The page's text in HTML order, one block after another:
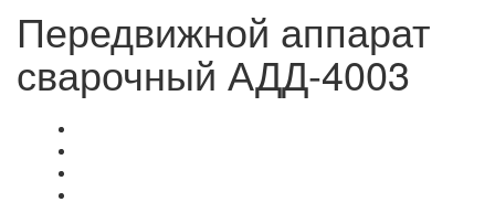
Передвижной аппарат
сварочный АДД-4003